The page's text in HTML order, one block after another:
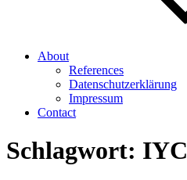
About
References
Datenschutzerklärung
Impressum
Contact
Schlagwort: IYC